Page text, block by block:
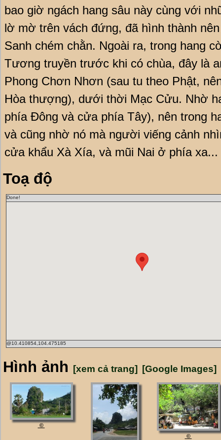
bao giờ ngách hang sâu này cùng với
lờ mờ trên vách đứng, đã hình thành
Sanh chém chằn. Ngoài ra, trong hang
Tương truyền trước khi có chùa, đây là
Phong Chơn Nhơn (sau tu theo Phật,
Hòa thượng), dưới thời Mạc Cửu. Nhờ
phía Đông và cửa phía Tây), nên trong
và cũng nhờ nó mà người viếng cảnh
cửa khẩu Xà Xía, và mũi Nai ở phía xa...
Toạ độ
Done!
@10.410854,104.475185
Hình ảnh [xem cả trang] [Google Images]
©
©